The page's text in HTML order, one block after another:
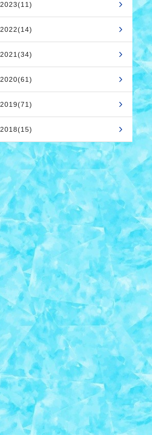
2023(11)
2022(14)
2021(34)
2020(61)
2019(71)
2018(15)